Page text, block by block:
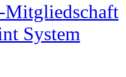
Mitgliedschaft
System